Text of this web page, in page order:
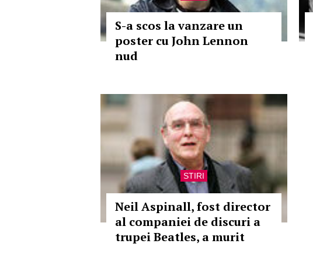
S-a scos la vanzare un
poster cu John Lennon
nud
STIRI
Neil Aspinall, fost director
al companiei de discuri a
trupei Beatles, a murit